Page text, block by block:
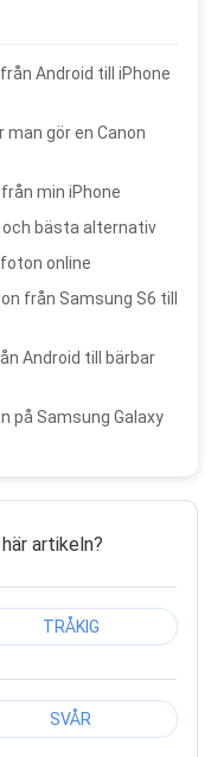
Android till iPhone
man gör en Canon
min iPhone
och bästa alternativ
online
från Samsung S6 till
Android till bärbar
på Samsung Galaxy
artikeln?
TRÅKIG
SVÅR